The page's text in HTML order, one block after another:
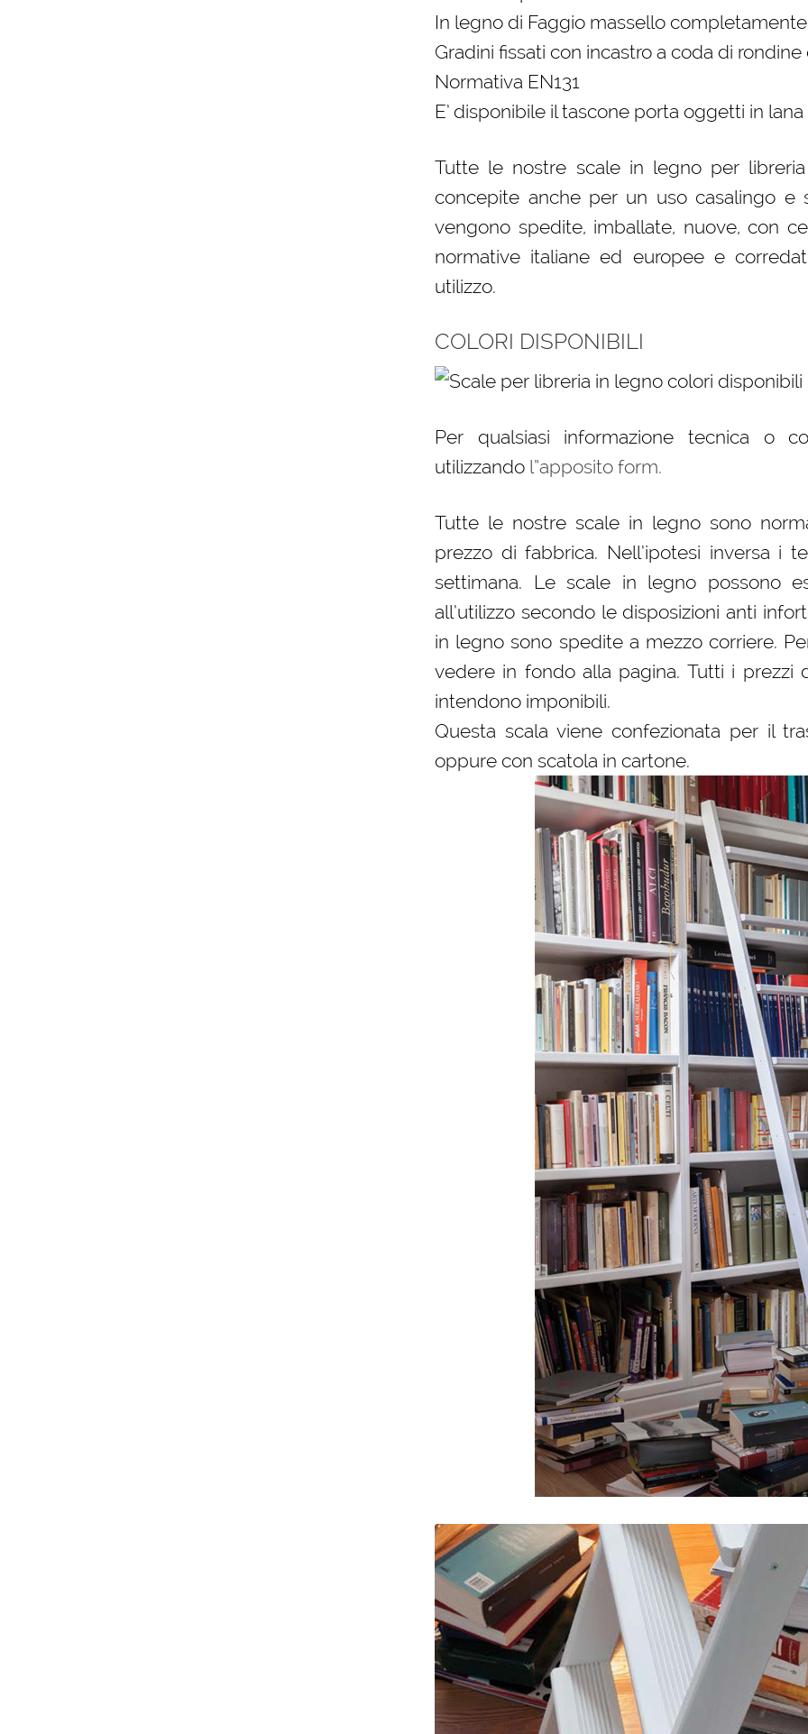
In legno di Faggio massello
Gradini fissati con incastro a coda di
Normativa EN131
E’ disponibile il tascone porta oggetti in
Tutte le nostre scale in legno per
concepite anche per un uso casalingo e
vengono spedite, imballate, nuove, con
normative italiane ed europee e
utilizzo.
COLORI DISPONIBILI
Per qualsiasi informazione tecnica o
utilizzando l”apposito form.
Tutte le nostre scale in legno sono
prezzo di fabbrica. Nell’ipotesi inversa i
settimana. Le scale in legno possono
all’utilizzo secondo le disposizioni anti
in legno sono spedite a mezzo corriere.
vedere in fondo alla pagina. Tutti i prezzi
intendono imponibili.
Questa scala viene confezionata per il
oppure con scatola in cartone.